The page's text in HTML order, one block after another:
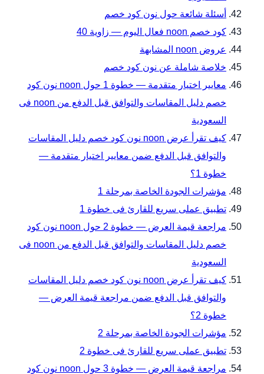
أسئلة شائعة حول نون كود خصم
كود خصم noon فعال اليوم — زاوية 40
عروض noon المشابهة
خلاصة شاملة عن نون كود خصم
معايير اختيار متقدمة — خطوة 1 حول noon نون كود
خصم دليل المقاسات والتوافق قبل الدفع من noon فى
السعودية
كيف تقرأ عرض noon نون كود خصم دليل المقاسات
والتوافق قبل الدفع ضمن معايير اختيار متقدمة —
خطوة 1؟
مؤشرات الجودة الخاصة بمرحلة 1
تطبيق عملى سريع للقارئ فى خطوة 1
مراجعة قيمة العرض — خطوة 2 حول noon نون كود
خصم دليل المقاسات والتوافق قبل الدفع من noon فى
السعودية
كيف تقرأ عرض noon نون كود خصم دليل المقاسات
والتوافق قبل الدفع ضمن مراجعة قيمة العرض —
خطوة 2؟
مؤشرات الجودة الخاصة بمرحلة 2
تطبيق عملى سريع للقارئ فى خطوة 2
مراجعة قيمة العرض — خطوة 3 حول noon نون كود